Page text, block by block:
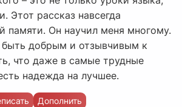
Этот рассказ навсегда
памяти. Он научил меня многому.
быть добрым и отзывчивым к
что даже в самые трудные
надежда на лучшее.
Дополнить